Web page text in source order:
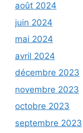
août 2024
juin 2024
mai 2024
avril 2024
décembre 2023
novembre 2023
octobre 2023
septembre 2023